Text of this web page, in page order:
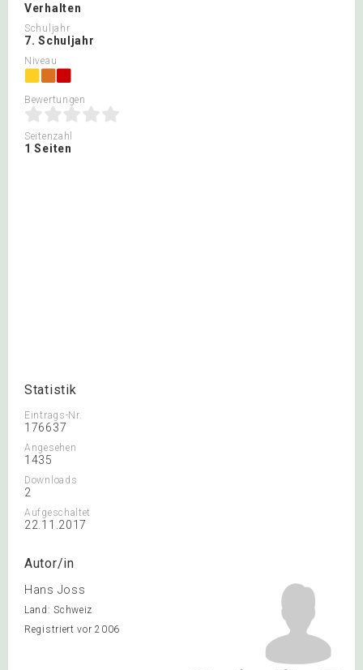
Verhalten
Schuljahr
7. Schuljahr
Niveau
Bewertungen
Seitenzahl
1 Seiten
Statistik
Eintrags-Nr.
176637
Angesehen
1435
Downloads
2
Aufgeschaltet
22.11.2017
Autor/in
Hans Joss
Land: Schweiz
Registriert vor 2006